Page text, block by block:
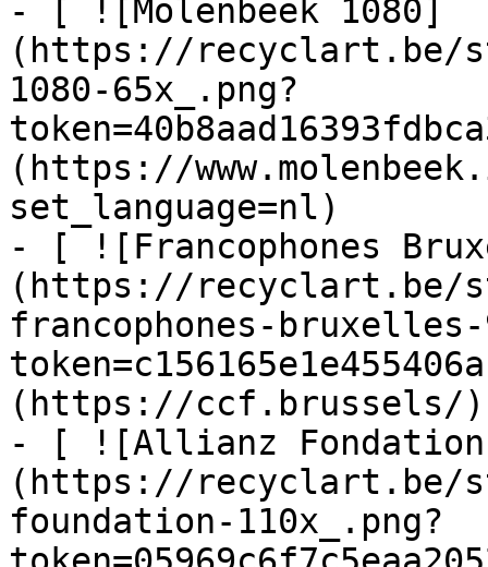
- [ ![Molenbeek 1080]
(https://recyclart.be/
1080-65x_.png?
(https://
set_language=nl)
- [ ![Francophones
(https://recyclart.be/
francophones-bruxelles-
(https://ccf.brussels/)
- [ ![Allianz
(https://recyclart.be/
foundation-110x_.png?